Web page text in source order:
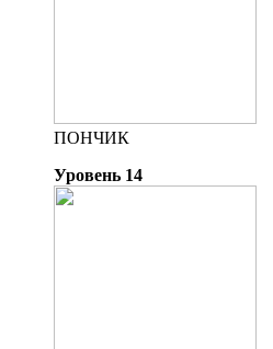
ПОНЧИК
Уровень 14